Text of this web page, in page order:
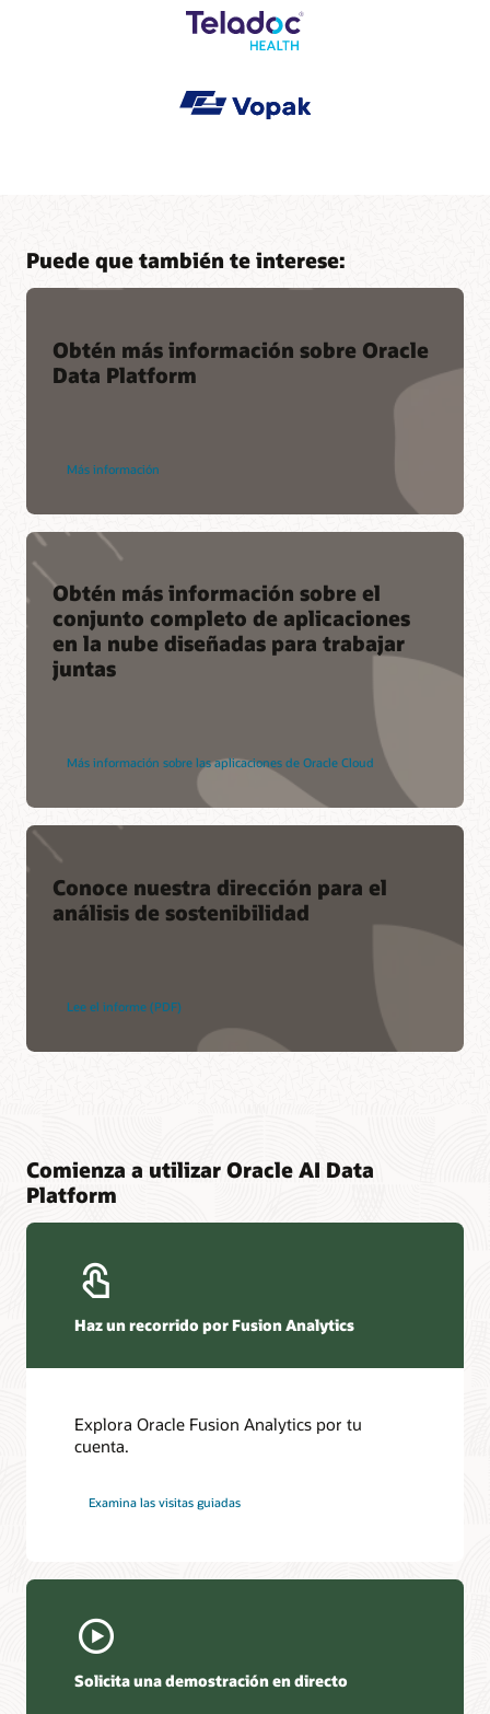
Puede que también te interese:
Obtén más información sobre Oracle
Data Platform
Más información
Obtén más información sobre el
conjunto completo de aplicaciones
en la nube diseñadas para trabajar
juntas
Más información sobre las aplicaciones de Oracle Cloud
Conoce nuestra dirección para el
análisis de sostenibilidad
Lee el informe (PDF)
Comienza a utilizar Oracle AI Data
Platform
Haz un recorrido por Fusion Analytics
Explora Oracle Fusion Analytics por tu
cuenta.
Examina las visitas guiadas
Solicita una demostración en directo